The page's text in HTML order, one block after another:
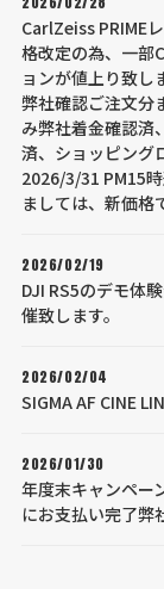
CarlZeiss PRIME
格改定の為、一部
ョンが値上り致し
弊社確認ご注文分
み弊社着金確認済
済、ショッピング
2026/3/31 PM15
ましては、新価格
2026/02/19
DJI RS5のデモ体
催致します。
2026/02/04
SIGMA AF CINE
2026/01/30
年度末キャンペー
にお支払い完了弊